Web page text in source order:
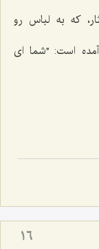
که به لباس رو
است: ”شما ای
16